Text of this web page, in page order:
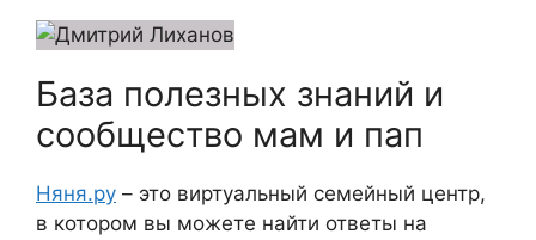
База полезных знаний и
сообщество мам и пап
Няня.ру – это виртуальный семейный центр,
в котором вы можете найти ответы на